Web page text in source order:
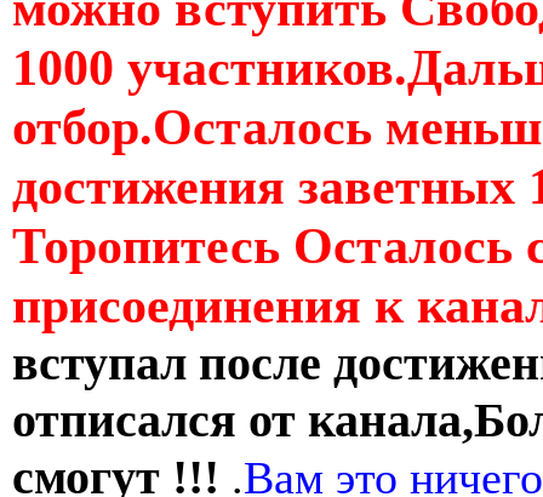
1000
отбор.Осталось
достижения заветных
Торопитесь Осталось
присоединения к
вступал после
отписался от
смогут !!! .Вам это